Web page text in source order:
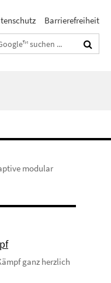
Barrierefreiheit
modular
ganz herzlich